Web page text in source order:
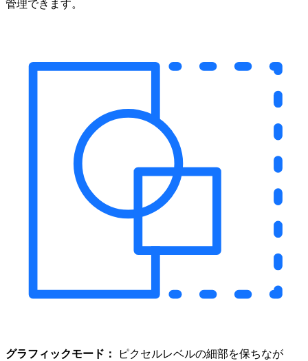
管理できます。
グラフィックモード：
ピクセルレベルの細部を保ちなが